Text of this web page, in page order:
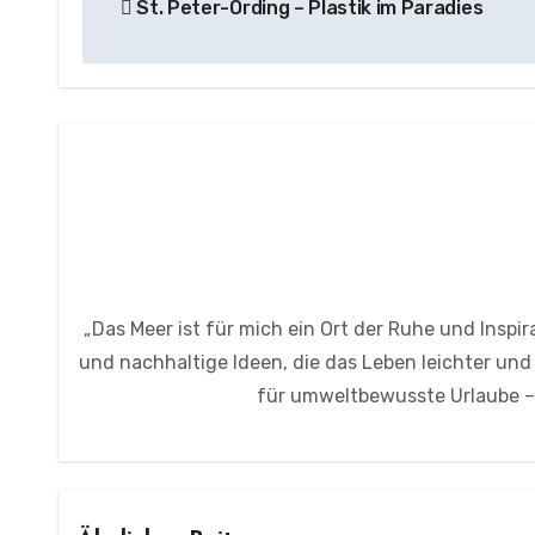
St. Peter-Ording – Plastik im Paradies
„Das Meer ist für mich ein Ort der Ruhe und
und nachhaltige Ideen, die das Leben leichter
für umweltbewusste Urlaube